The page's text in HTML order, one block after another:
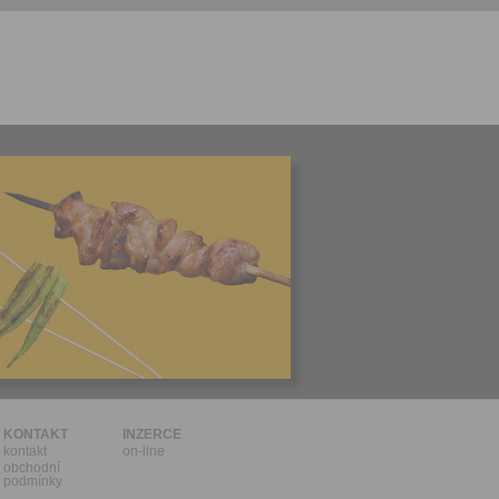
KONTAKT
kontakt
obchodní
podmínky
INZERCE
on-line
sdělení
v Praze.
let, nebo
tento
starší 16
s